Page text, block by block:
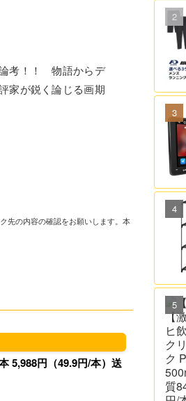
論考！！ 物語からデ
家が鋭く論じる画期
先の内容の確認をお願いします。本
5,988円（49.9円/本）送